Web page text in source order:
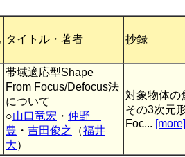
タイトル・著者 抄録
帯域適応型Shape
From Focus/Defocus法
について
○山口竜宏 ・ 仲野
豊 ・ 吉田俊之 （福井
大）
対象物体の
その3次元
Foc... [more]